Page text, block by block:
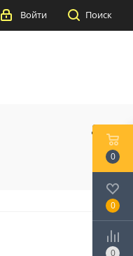
Поиск
Войти
0
0
0